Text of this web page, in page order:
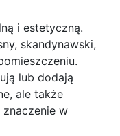
i estetyczną.
skandynawski,
lub dodają
ale także
w